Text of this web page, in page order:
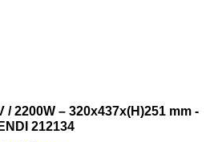
/ 2200W – 320x437x(H)251 mm -
212134